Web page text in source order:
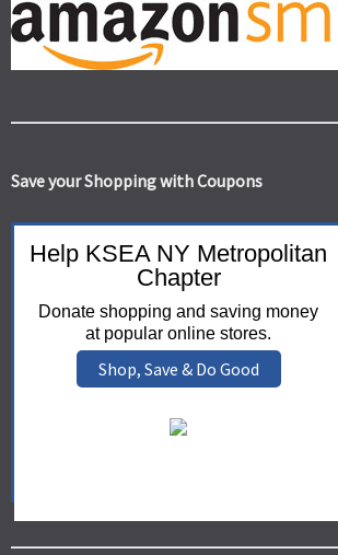
Save your Shopping with Coupons
Help KSEA NY Metropolitan
Chapter
Donate shopping and saving money
at popular online stores.
Shop, Save & Do Good